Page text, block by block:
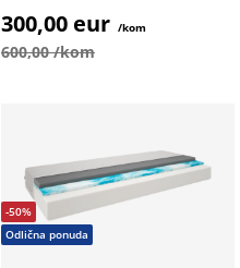
300,00 eur /kom
600,00 /kom
-50%
Odlična ponuda